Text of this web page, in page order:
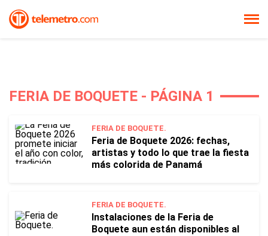
FERIA DE BOQUETE - PÁGINA 1
FERIA DE BOQUETE.
Feria de Boquete 2026: fechas,
artistas y todo lo que trae la fiesta
más colorida de Panamá
FERIA DE BOQUETE.
Instalaciones de la Feria de
Boquete aun están disponibles al